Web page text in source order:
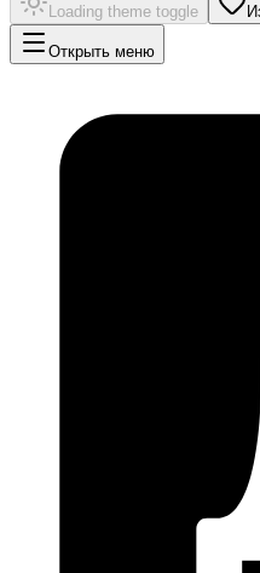
Loading theme toggle
Открыть меню